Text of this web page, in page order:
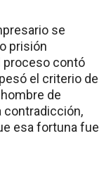
se
prisión
proceso contó
el criterio de
de
contradicción,
esa fortuna fue